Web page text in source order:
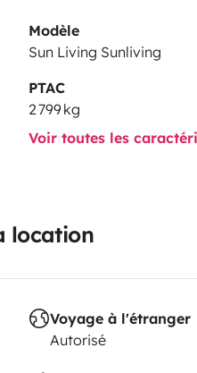
Modèle
Sun Living Sunliving
PTAC
2 799 kg
Voir toutes les
location
Voyage à l'étranger
Autorisé